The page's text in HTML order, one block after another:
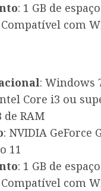
: 1 GB de
Compatível com
: Windows
Core i3 ou
de RAM
: NVIDIA GeForce
11
: 1 GB de
Compatível com